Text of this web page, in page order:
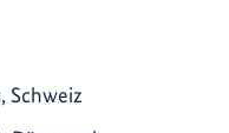
Schweiz